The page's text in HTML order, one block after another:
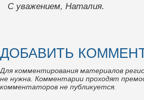
С уважением, Наталия.
ДОБАВИТЬ
Для комментирования материалов
не нужна. Комментарии проходят
комментаторов не публикуется.